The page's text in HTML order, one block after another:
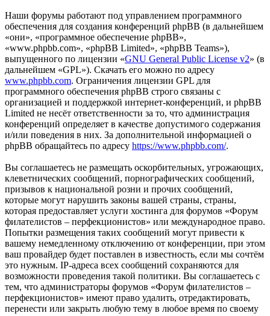
Наши форумы работают под управлением программного
обеспечения для создания конференций phpBB (в дальнейшем
«они», «программное обеспечение phpBB»,
«www.phpbb.com», «phpBB Limited», «phpBB Teams»),
выпущенного по лицензии «GNU General Public License v2» (в
дальнейшем «GPL»). Скачать его можно по адресу
www.phpbb.com. Ограничения лицензии GPL для
программного обеспечения phpBB строго связаны с
организацией и поддержкой интернет-конференций, и phpBB
Limited не несёт ответственности за то, что администрация
конференций определяет в качестве допустимого содержания
и/или поведения в них. За дополнительной информацией о
phpBB обращайтесь по адресу https://www.phpbb.com/.
Вы соглашаетесь не размещать оскорбительных, угрожающих,
клеветнических сообщений, порнографических сообщений,
призывов к национальной розни и прочих сообщений,
которые могут нарушить законы вашей страны, страны,
которая предоставляет услуги хостинга для форумов «Форум
филателистов – перфекционистов» или международное право.
Попытки размещения таких сообщений могут привести к
вашему немедленному отключению от конференции, при этом
ваш провайдер будет поставлен в известность, если мы сочтём
это нужным. IP-адреса всех сообщений сохраняются для
возможности проведения такой политики. Вы соглашаетесь с
тем, что администраторы форумов «Форум филателистов –
перфекционистов» имеют право удалить, отредактировать,
перенести или закрыть любую тему в любое время по своему